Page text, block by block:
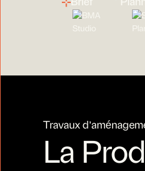
Travaux
La Prod